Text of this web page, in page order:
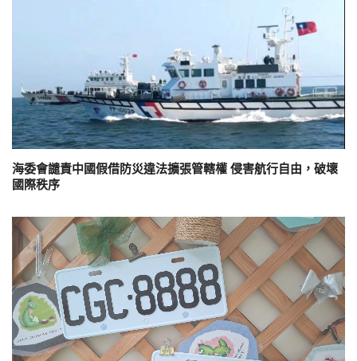
海委會譴責中國假借防災違法擴張管轄權 侵害航行自由，破壞
國際秩序